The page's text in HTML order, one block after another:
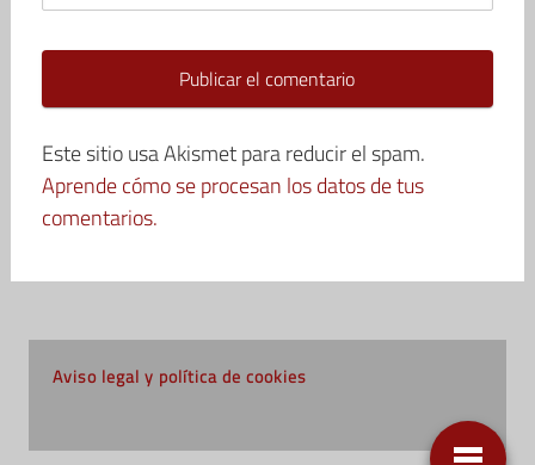
Este sitio usa Akismet para reducir el spam.
Aprende cómo se procesan los datos de tus
comentarios.
Aviso legal y política de cookies